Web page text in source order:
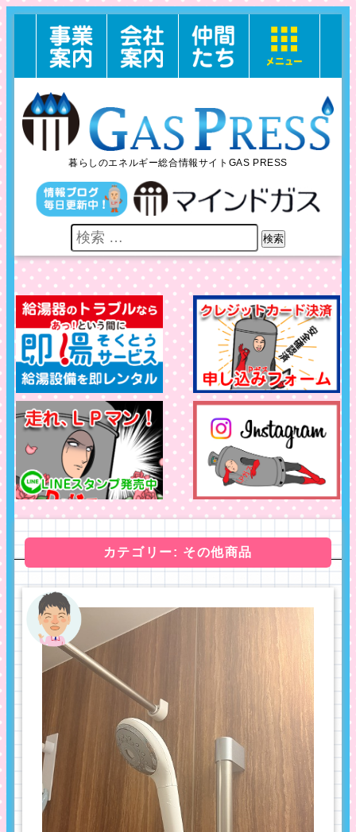
暮らしのエネルギー総合情報サイトGAS PRESS
検索
カテゴリー: その他商品